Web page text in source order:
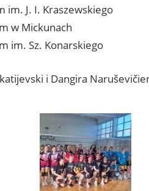
im. J. I. Kraszewskiego
w Mickunach
im. Sz. Konarskiego
i Dangira